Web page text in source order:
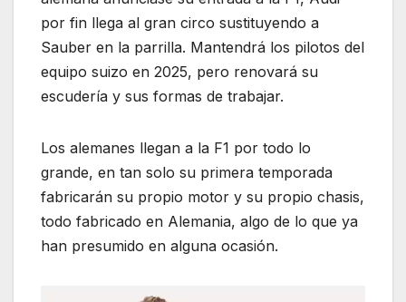
por fin llega al gran circo sustituyendo a
Sauber en la parrilla. Mantendrá los pilotos del
equipo suizo en 2025, pero renovará su
escudería y sus formas de trabajar.
Los alemanes llegan a la F1 por todo lo
grande, en tan solo su primera temporada
fabricarán su propio motor y su propio chasis,
todo fabricado en Alemania, algo de lo que ya
han presumido en alguna ocasión.